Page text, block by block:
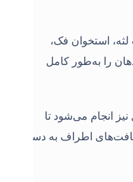
استخوان فک،
را به‌طور کامل
انجام می‌شود تا
اطراف به دست